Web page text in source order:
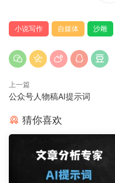
小说写作 自媒体 沙雕
上一篇
公众号人物稿AI提示词
猜你喜欢